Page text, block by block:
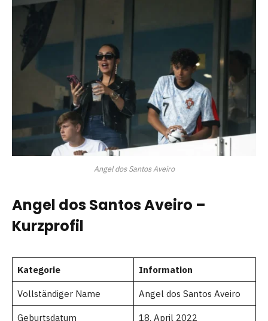
Angel dos Santos Aveiro
Angel dos Santos Aveiro –
Kurzprofil
Kategorie Information
Vollständiger Name Angel dos Santos Aveiro
Geburtsdatum 18. April 2022